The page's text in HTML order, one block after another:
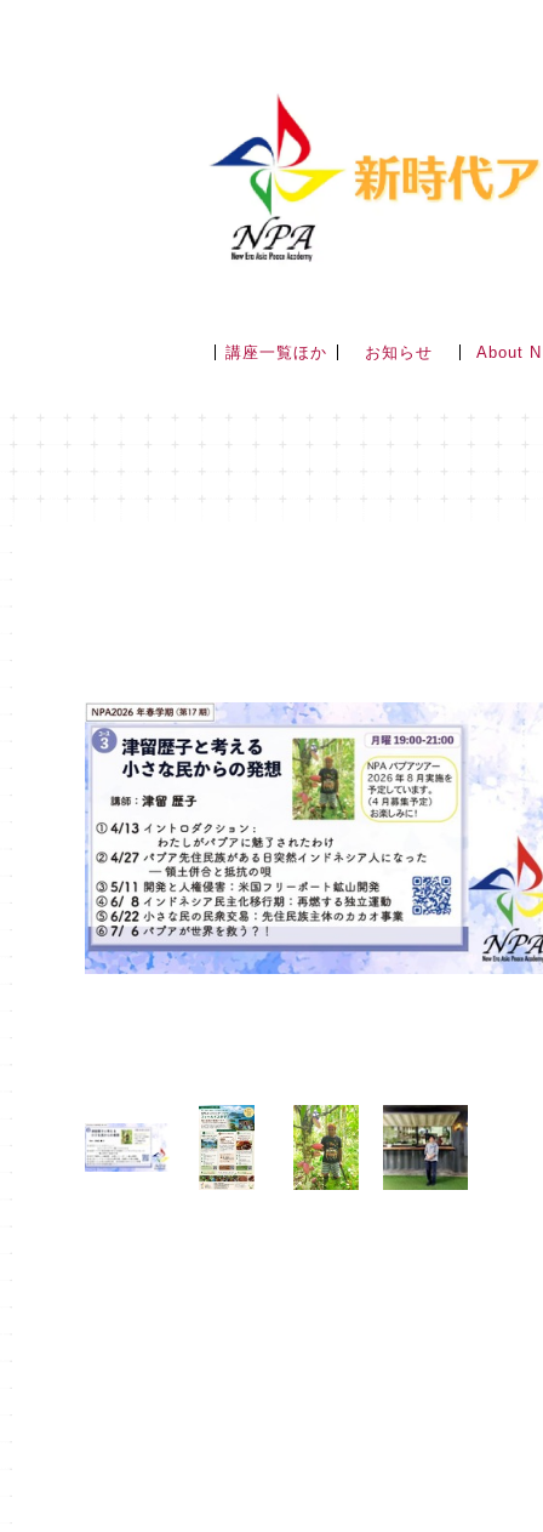
講座一覧ほか お知らせ About